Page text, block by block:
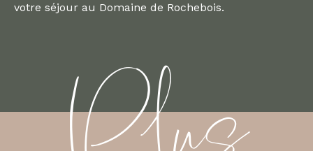
votre séjour au Domaine de Rochebois.